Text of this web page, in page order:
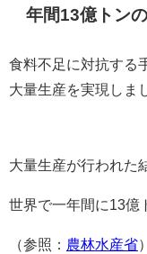
年間13億トン
食料不足に対抗する
大量生産を実現しま
大量生産が行われた
世界で一年間に13億
（参照： 農林水産省）